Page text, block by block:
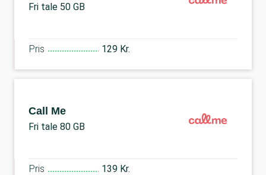
Fri tale 50 GB
Pris 129 Kr.
Call Me
Fri tale 80 GB
Pris 139 Kr.